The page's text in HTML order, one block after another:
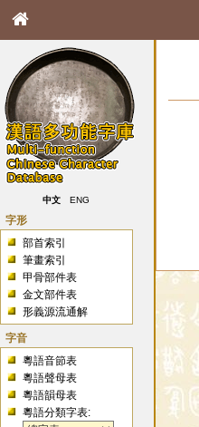
中文 ENG
字形
部首索引
筆畫索引
甲骨部件表
金文部件表
形義源流通解
字音
粵語音節表
粵語聲母表
粵語韻母表
粵語分類字表: